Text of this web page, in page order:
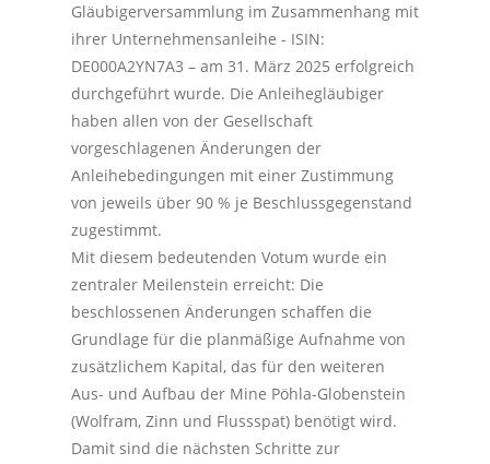
Gläubigerversammlung im Zusammenhang mit
ihrer Unternehmensanleihe - ISIN:
DE000A2YN7A3 – am 31. März 2025 erfolgreich
durchgeführt wurde. Die Anleihegläubiger
haben allen von der Gesellschaft
vorgeschlagenen Änderungen der
Anleihebedingungen mit einer Zustimmung
von jeweils über 90 % je Beschlussgegenstand
zugestimmt.
Mit diesem bedeutenden Votum wurde ein
zentraler Meilenstein erreicht: Die
beschlossenen Änderungen schaffen die
Grundlage für die planmäßige Aufnahme von
zusätzlichem Kapital, das für den weiteren
Aus- und Aufbau der Mine Pöhla-Globenstein
(Wolfram, Zinn und Flussspat) benötigt wird.
Damit sind die nächsten Schritte zur